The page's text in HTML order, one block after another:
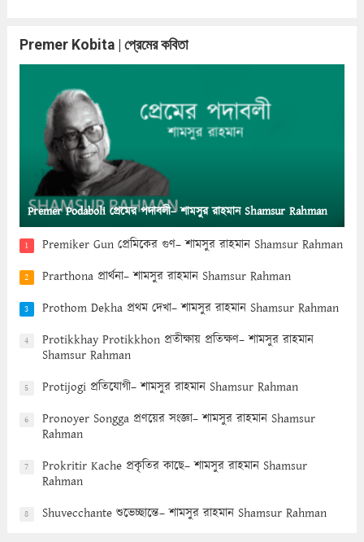
Premer Kobita | প্রেমের কবিতা
Premer Podaboli প্রেমের পদাবলী– শামসুর রাহমান Shamsur Rahman
1 Premiker Gun প্রেমিকের গুণ– শামসুর রাহমান Shamsur Rahman
2 Prarthona প্রার্থনা– শামসুর রাহমান Shamsur Rahman
3 Prothom Dekha প্রথম দেখা– শামসুর রাহমান Shamsur Rahman
4
Protikkhay Protikkhon প্রতীক্ষায় প্রতিক্ষণ– শামসুর রাহমান
Shamsur Rahman
5 Protijogi প্রতিযোগী– শামসুর রাহমান Shamsur Rahman
6
Pronoyer Songga প্রণয়ের সংজ্ঞা– শামসুর রাহমান Shamsur
Rahman
7
Prokritir Kache প্রকৃতির কাছে– শামসুর রাহমান Shamsur
Rahman
8 Shuvecchante শুভেচ্ছান্তে– শামসুর রাহমান Shamsur Rahman